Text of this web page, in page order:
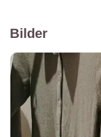
Bilder